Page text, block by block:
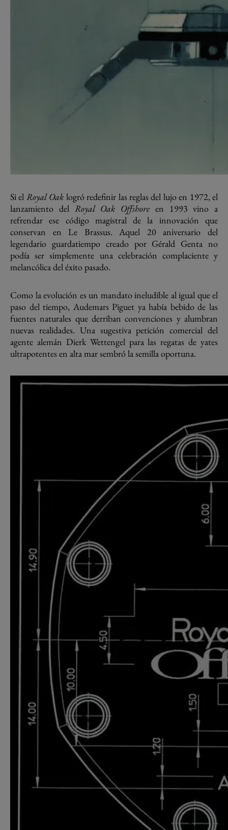
Si el Royal Oak logró redefinir las reglas del lujo en 1972, el
lanzamiento del Royal Oak Offshoreen 1993 vino a
refrendar ese código magistral de la innovación que
conservan en Le Brassus. Aquel 20 aniversario del
legendario guardatiempo creado por Gérald Genta no
podía ser simplemente una celebración complaciente y
melancólica del éxito pasado.
Como la evolución es un mandato ineludible al igual que el
paso del tiempo, Audemars Piguet ya había bebido de las
fuentes naturales que derriban convenciones y alumbran
nuevas realidades. Una sugestiva petición comercial del
agente alemán Dierk Wettengel para las regatas de yates
ultrapotentes en alta mar sembró la semilla oportuna.